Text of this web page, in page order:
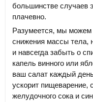
большинстве случаев
плачевно.
Разумеется, мы можем
снижения массы тела,
и навсегда забыть о
капель винного или
ваш салат каждый
ускорит пищеварение,
желудочного сока и